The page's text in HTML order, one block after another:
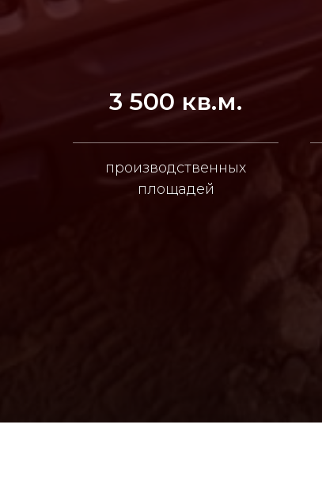
3 500 кв.м.
производственных
площадей